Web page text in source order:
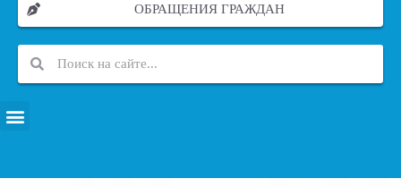
ОБРАЩЕНИЯ ГРАЖДАН